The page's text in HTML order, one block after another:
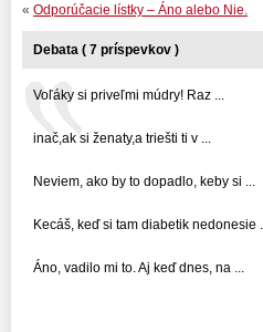
« Odporúčacie lístky – Áno alebo Nie.
Debata ( 7 príspevkov )
Voľáky si priveľmi múdry! Raz ...
inač,ak si ženaty,a triešti ti v ...
Neviem, ako by to dopadlo, keby si ...
Kecáš, keď si tam diabetik nedonesie ...
Áno, vadilo mi to. Aj keď dnes, na ...